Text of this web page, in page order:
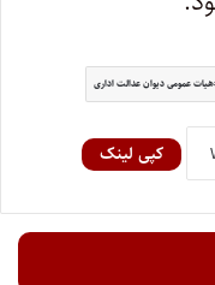
هیات عمومی دیوان عدالت اداری
کپی لینک